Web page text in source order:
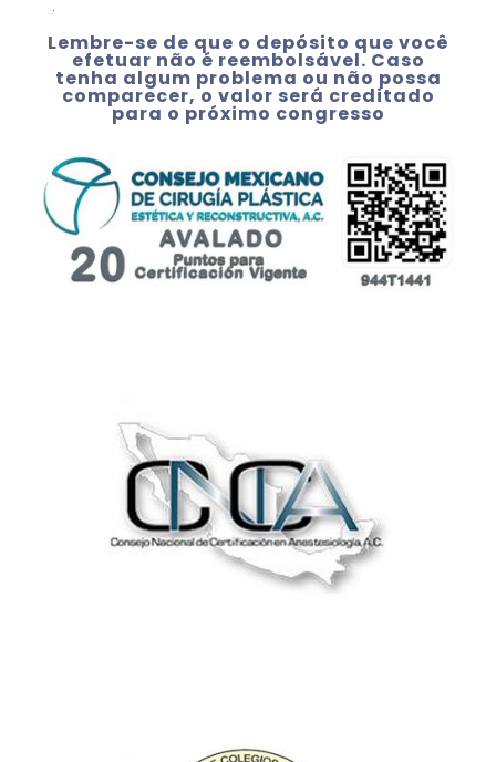
Lembre-se de que o depósito que você
efetuar não é reembolsável. Caso
tenha algum problema ou não possa
comparecer, o valor será creditado
para o próximo congresso